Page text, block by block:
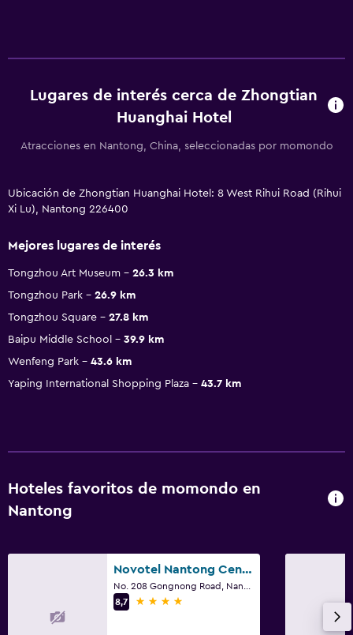
Lugares de interés cerca de Zhongtian
Huanghai Hotel
Atracciones en Nantong, China, seleccionadas por momondo
Ubicación de Zhongtian Huanghai Hotel: 8 West Rihui Road (Rihui
Xi Lu), Nantong 226400
Mejores lugares de interés
Tongzhou Art Museum
26.3 km
Tongzhou Park
26.9 km
Tongzhou Square
27.8 km
Baipu Middle School
39.9 km
Wenfeng Park
43.6 km
Yaping International Shopping Plaza
43.7 km
Hoteles favoritos de momondo en
Nantong
Novotel Nantong Center
8,7
4 estrellas